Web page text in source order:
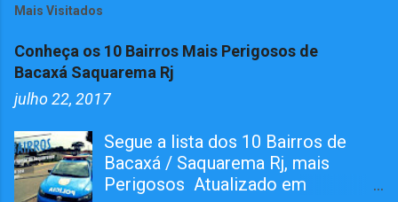
Mais Visitados
Conheça os 10 Bairros Mais Perigosos de
Bacaxá Saquarema Rj
julho 22, 2017
Segue a lista dos 10 Bairros de
Bacaxá / Saquarema Rj, mais
Perigosos Atualizado em